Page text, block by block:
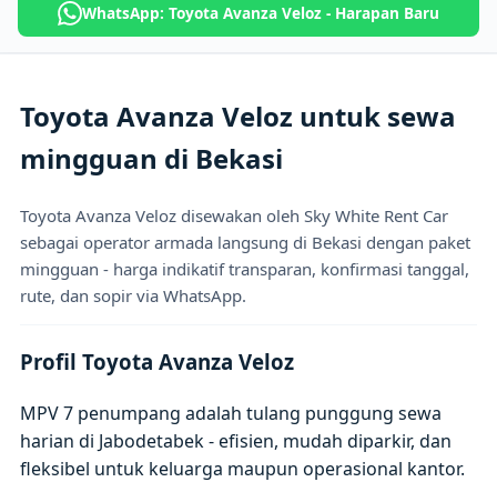
WhatsApp: Toyota Avanza Veloz - Harapan Baru
Toyota Avanza Veloz untuk sewa
mingguan di Bekasi
Toyota Avanza Veloz disewakan oleh Sky White Rent Car
sebagai operator armada langsung di Bekasi dengan paket
mingguan - harga indikatif transparan, konfirmasi tanggal,
rute, dan sopir via WhatsApp.
Profil Toyota Avanza Veloz
MPV 7 penumpang adalah tulang punggung sewa
harian di Jabodetabek - efisien, mudah diparkir, dan
fleksibel untuk keluarga maupun operasional kantor.